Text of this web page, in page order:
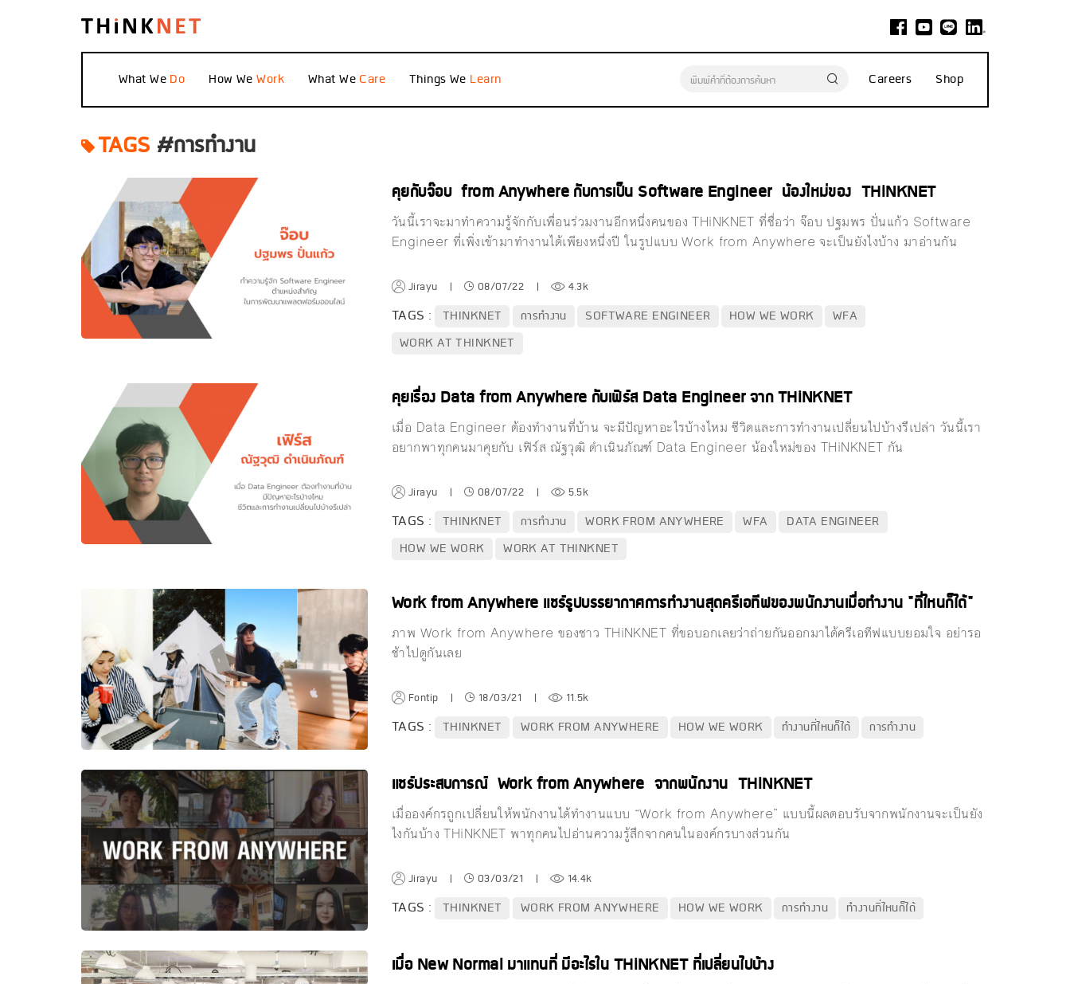
What We How We What We Things We Careers Shop
TAGS #การทำงาน
คุยกับจ๊อบ from Anywhere กับการเป็น Software Engineer น้องใหม่ของ THiNKNET
วันนี้เราจะมาทำความรู้จักกับเพื่อนร่วมงานอีกหนึ่งคนของ THiNKNET ที่ชื่อว่า จ๊อบ ปฐมพร ปั่นแก้ว Software
Engineer ที่เพิ่งเข้ามาทำงานได้เพียงหนึ่งปี ในรูปแบบ Work from Anywhere จะเป็นยังไงบ้าง มาอ่านกัน
Jirayu | 08/07/22 | 4.3k
TAGS : THINKNET การทำงาน SOFTWARE ENGINEER HOW WE WORK
WFA
WORK AT THINKNET
คุยเรื่อง Data from Anywhere กับเฟิร์ส Data Engineer จาก THiNKNET
เมื่อ Data Engineer ต้องทำงานที่บ้าน จะมีปัญหาอะไรบ้างไหม ชีวิตและการทำงานเปลี่ยนไปบ้างรึเปล่า วันนี้เรา
อยากพาทุกคนมาคุยกับ เฟิร์ส ณัฐวุฒิ ดำเนินภัณฑ์ Data Engineer น้องใหม่ของ THiNKNET กัน
Jirayu | 08/07/22 | 5.5k
TAGS : THINKNET การทำงาน WORK FROM ANYWHERE WFA
DATA ENGINEER
HOW WE WORK
WORK AT THINKNET
Work from Anywhere แชร์รูปบรรยากาศการทำงานสุดครีเอทีฟของพนักงานเมื่อทำงาน "ที่ไหนก็ได้"
ภาพ Work from Anywhere ของชาว THiNKNET ที่ขอบอกเลยว่าถ่ายกันออกมาได้ครีเอทีฟแบบยอมใจ อย่ารอ
ช้าไปดูกันเลย
Fontip | 18/03/21 | 11.5k
TAGS : THINKNET WORK FROM ANYWHERE HOW WE WORK ทำงานที่ไหนก็ได้ การทำงาน
แชร์ประสบการณ์ Work from Anywhere จากพนักงาน THiNKNET
เมื่อองค์กรถูกเปลี่ยนให้พนักงานได้ทำงานแบบ “Work from Anywhere” แบบนี้ผลตอบรับจากพนักงานจะเป็นยัง
ไงกันบ้าง THiNKNET พาทุกคนไปอ่านความรู้สึกจากคนในองค์กรบางส่วนกัน
Jirayu | 03/03/21 | 14.4k
TAGS : THINKNET WORK FROM ANYWHERE HOW WE WORK การทำงาน ทำงานที่ไหนก็ได้
เมื่อ New Normal มาแทนที่ มีอะไรใน THiNKNET ที่เปลี่ยนไปบ้าง